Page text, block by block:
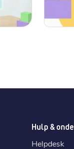
Hulp &
Helpdesk